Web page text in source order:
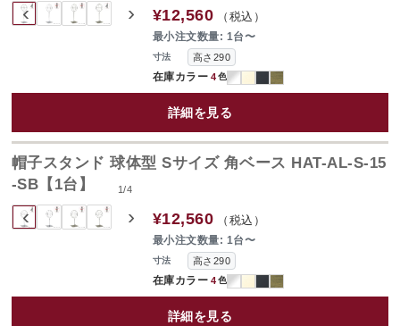
‹ ›
寸法 高さ290
在庫カラー 4色
¥12,560 （税込）
最小注文数量: 1台〜
詳細を見る
‹ ›
1/4
帽子スタンド 球体型 Sサイズ 角ベース HAT-AL-S-15
-SB【1台】
寸法 高さ290
在庫カラー 4色
¥12,560 （税込）
最小注文数量: 1台〜
詳細を見る